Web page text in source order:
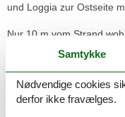
und Loggia zur Ostseite
Nur 10 m vom Strand
Etage. Das Wohnzimmer
Anrichte, Kabel-TV, Radio
4 Stühle) und einer
Ostseite hat mein einen
Samtykke
Nødvendige cookies
derfor ikke fravælges.